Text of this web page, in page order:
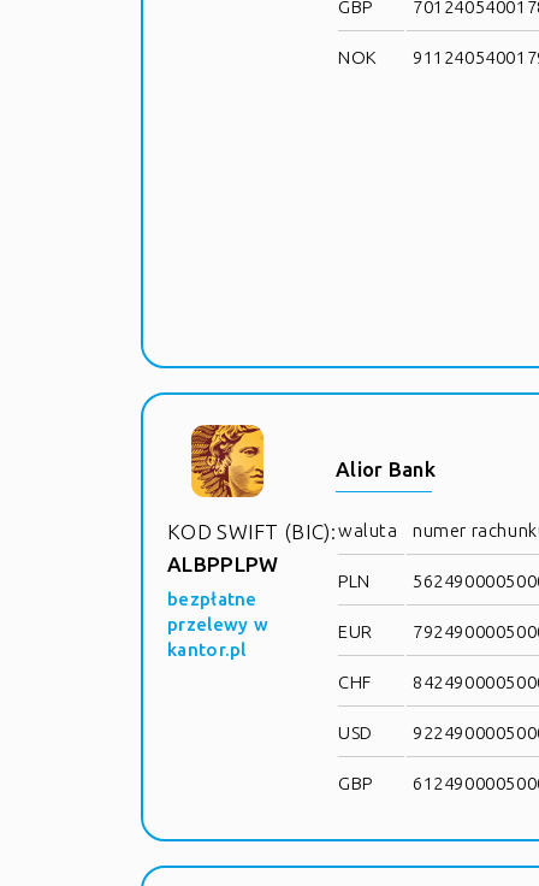
GBP
NOK
KOD SWIFT (BIC):
ALBPPLPW
bezpłatne
przelewy w
kantor.pl
Alior Bank
waluta numer
PLN
EUR
CHF
USD
GBP